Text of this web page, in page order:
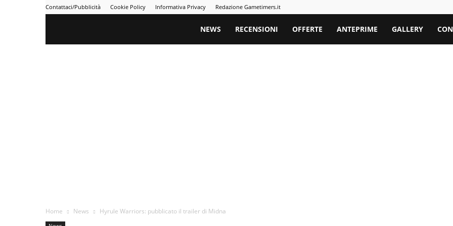
Contattaci/Pubblicità Cookie Policy Informativa Privacy Redazione Gametimers.it
Gametimers
NEWS RECENSIONI OFFERTE ANTEPRIME GALLERY
Home News Hyrule Warriors: pubblicato il trailer di Midna